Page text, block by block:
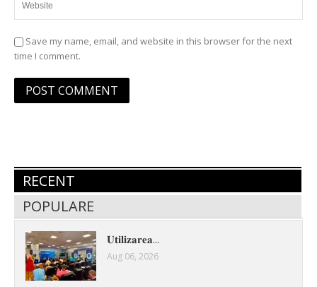
Save my name, email, and website in this browser for the next
time I comment.
RECENT
POPULARE
𝐔𝐭𝐢𝐥𝐢𝐳𝐚𝐫𝐞𝐚...
Aug 06, 2026